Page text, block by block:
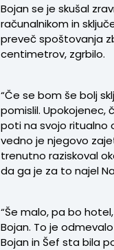
Bojan se je skušal
računalnikom in
preveč spoštovanja
centimetrov, zgrbilo.
“Če se bom še bolj
pomislil. Upokojenec,
poti na svojo ritualno
vedno je njegovo
trenutno raziskoval
da ga je za to najel
“Še malo, pa bo
Bojan. To je
Bojan in Šef sta bila